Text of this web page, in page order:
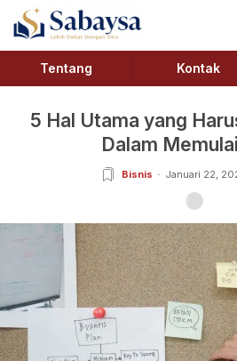
Sabaysa
Lebih Dekat Dengan Ilmu
Tentang Kontak
5 Hal Utama yang
Dalam
Bisnis Januari 22,